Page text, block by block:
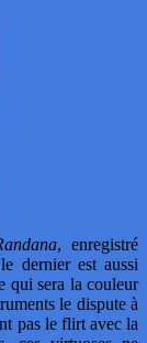
, enregistré
dernier est aussi
qui sera la couleur
le dispute à
pas le flirt avec la